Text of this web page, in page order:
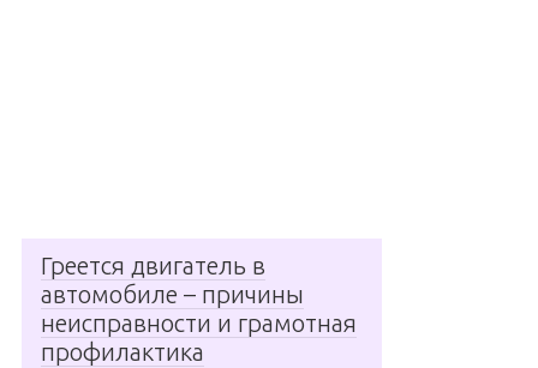
Греется двигатель в
автомобиле – причины
неисправности и грамотная
профилактика